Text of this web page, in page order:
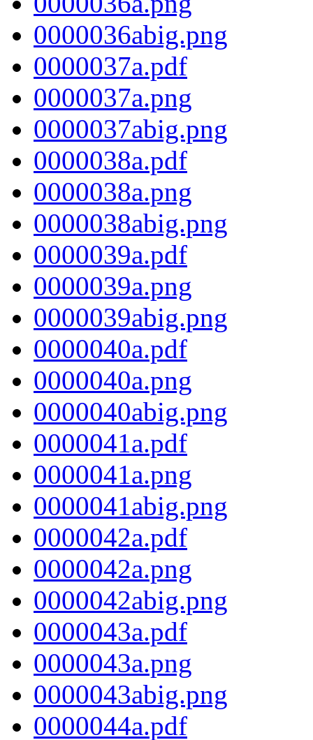
0000036abig.png
0000037a.pdf
0000037a.png
0000037abig.png
0000038a.pdf
0000038a.png
0000038abig.png
0000039a.pdf
0000039a.png
0000039abig.png
0000040a.pdf
0000040a.png
0000040abig.png
0000041a.pdf
0000041a.png
0000041abig.png
0000042a.pdf
0000042a.png
0000042abig.png
0000043a.pdf
0000043a.png
0000043abig.png
0000044a.pdf